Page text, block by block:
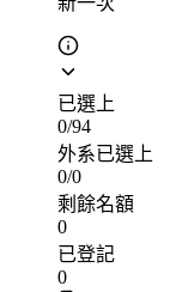
已選上
0/94
外系已選上
0/0
剩餘名額
0
已登記
0